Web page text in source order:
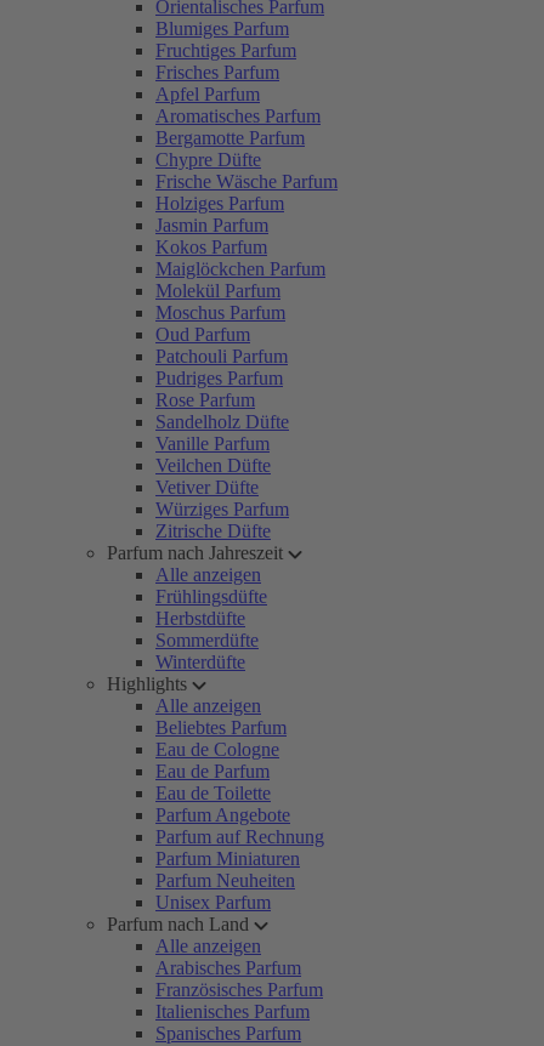
Orientalisches Parfum
Blumiges Parfum
Fruchtiges Parfum
Frisches Parfum
Apfel Parfum
Aromatisches Parfum
Bergamotte Parfum
Chypre Düfte
Frische Wäsche Parfum
Holziges Parfum
Jasmin Parfum
Kokos Parfum
Maiglöckchen Parfum
Molekül Parfum
Moschus Parfum
Oud Parfum
Patchouli Parfum
Pudriges Parfum
Rose Parfum
Sandelholz Düfte
Vanille Parfum
Veilchen Düfte
Vetiver Düfte
Würziges Parfum
Zitrische Düfte
Parfum nach Jahreszeit
Alle anzeigen
Frühlingsdüfte
Herbstdüfte
Sommerdüfte
Winterdüfte
Highlights
Alle anzeigen
Beliebtes Parfum
Eau de Cologne
Eau de Parfum
Eau de Toilette
Parfum Angebote
Parfum auf Rechnung
Parfum Miniaturen
Parfum Neuheiten
Unisex Parfum
Parfum nach Land
Alle anzeigen
Arabisches Parfum
Französisches Parfum
Italienisches Parfum
Spanisches Parfum